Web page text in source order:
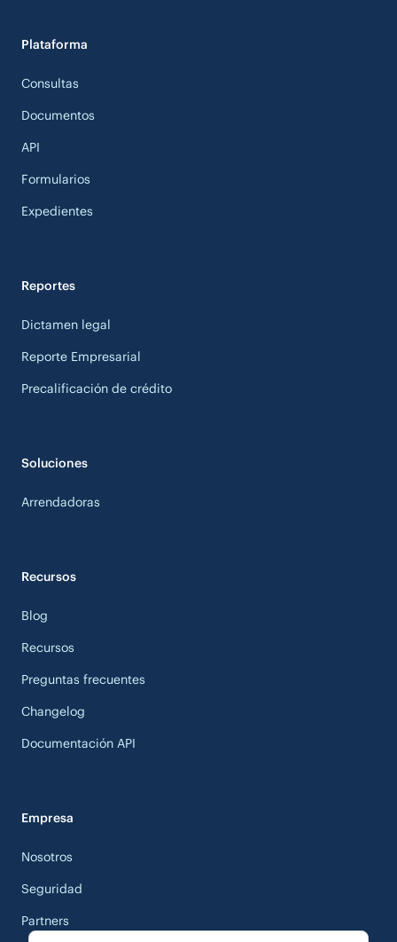
Plataforma
Consultas
Documentos
API
Formularios
Expedientes
Reportes
Dictamen legal
Reporte Empresarial
Precalificación de crédito
Soluciones
Arrendadoras
Recursos
Blog
Recursos
Preguntas frecuentes
Changelog
Documentación API
Empresa
Nosotros
Seguridad
Partners